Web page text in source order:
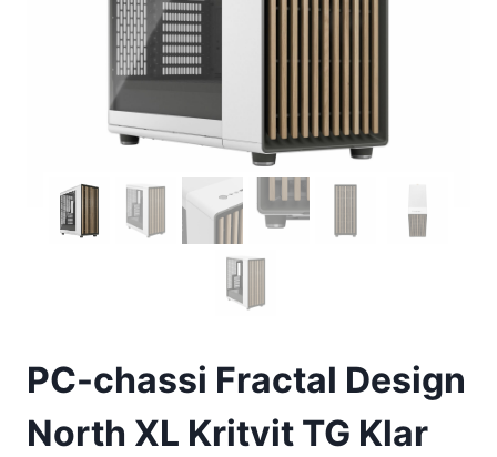
PC-chassi Fractal Design
North XL Kritvit TG Klar